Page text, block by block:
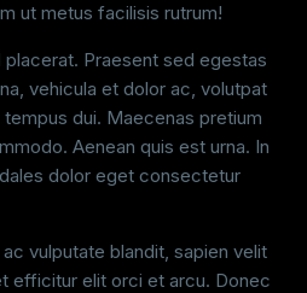
ut metus facilisis rutrum!
Praesent sed egestas
vehicula et dolor ac, volutpat
dui. Maecenas pretium
Aenean quis est urna. In
dolor eget consectetur
vulputate blandit, sapien velit
efficitur elit orci et arcu. Donec